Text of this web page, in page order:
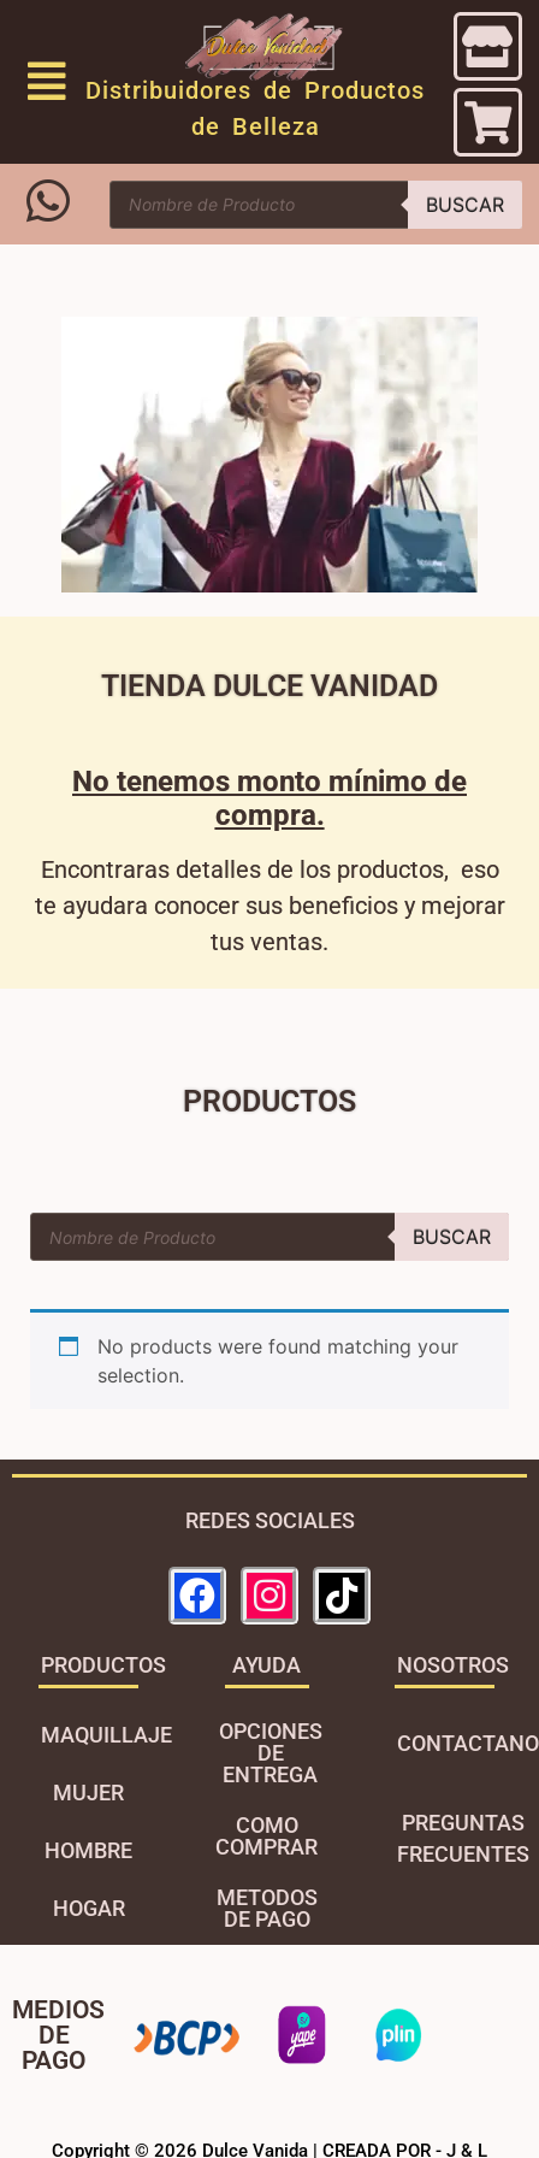
Distribuidores de Productos
de Belleza
BUSCAR
TIENDA DULCE VANIDAD
No tenemos monto mínimo de
compra.
Encontraras detalles de los productos, eso
te ayudara conocer sus beneficios y mejorar
tus ventas.
PRODUCTOS
BUSCAR
No products were found matching your
selection.
REDES SOCIALES
PRODUCTOS
MAQUILLAJE
MUJER
HOMBRE
HOGAR
AYUDA
OPCIONES
DE
ENTREGA
COMO
COMPRAR
METODOS
DE PAGO
NOSOTROS
PREGUNTAS
FRECUENTES
MEDIOS
DE
PAGO
Copyright © 2026 Dulce Vanida | CREADA POR - J & L